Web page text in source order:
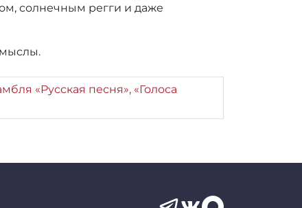
солнечным регги и даже
«Русская песня», «Голоса